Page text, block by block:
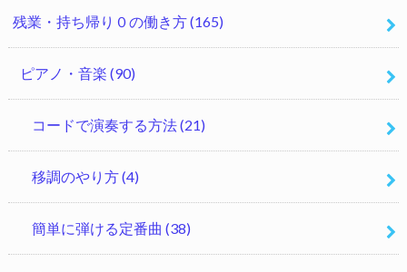
残業・持ち帰り０の働き方(165)
ピアノ・音楽 (90)
コードで演奏する方法(21)
移調のやり方(4)
簡単に弾ける定番曲 (38)